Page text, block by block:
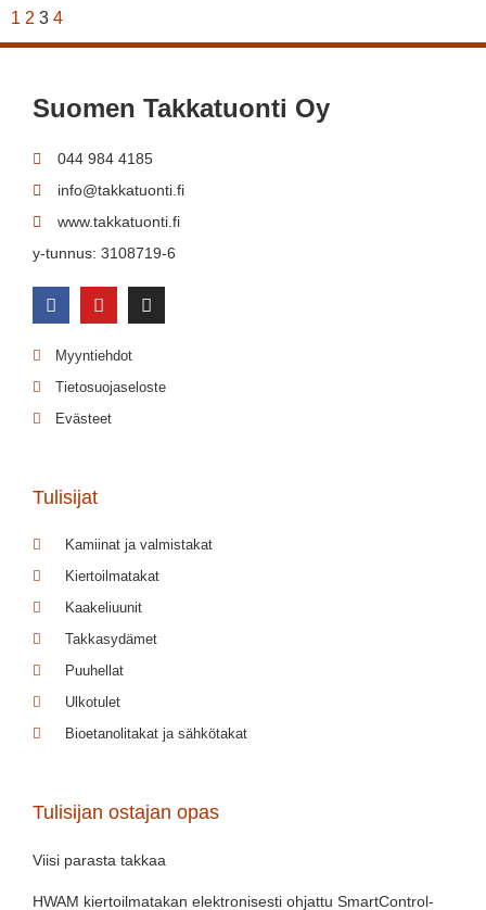
1 2 3 4
Suomen Takkatuonti Oy
044 984 4185
info@takkatuonti.fi
www.takkatuonti.fi
y-tunnus: 3108719-6
Myyntiehdot
Tietosuojaseloste
Evästeet
Tulisijat
Kamiinat ja valmistakat
Kiertoilmatakat
Kaakeliuunit
Takkasydämet
Puuhellat
Ulkotulet
Bioetanolitakat ja sähkötakat
Tulisijan ostajan opas
Viisi parasta takkaa
HWAM kiertoilmatakan elektronisesti ohjattu SmartControl-